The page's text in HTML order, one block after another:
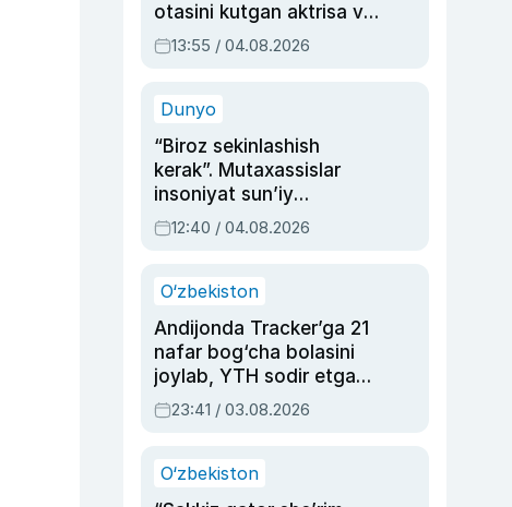
otasini kutgan aktrisa va
dublyaj ustasi Rimma
Ahmedovaning
13:55 / 04.08.2026
Dunyo
“Biroz sekinlashish
kerak”. Mutaxassislar
insoniyat sun’iy
intellektni boshqara
olmay qolishidan xavotir
12:40 / 04.08.2026
O‘zbekiston
Andijonda Tracker’ga 21
nafar bog‘cha bolasini
joylab, YTH sodir etgan
ayolga sud hukmi o‘qildi
23:41 / 03.08.2026
O‘zbekiston